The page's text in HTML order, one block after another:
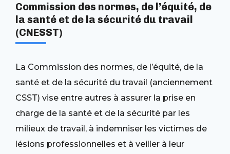
Commission des normes, de l’équité, de
la santé et de la sécurité du travail
(CNESST)
La Commission des normes, de l’équité, de la
santé et de la sécurité du travail (anciennement
CSST) vise entre autres à assurer la prise en
charge de la santé et de la sécurité par les
milieux de travail, à indemniser les victimes de
lésions professionnelles et à veiller à leur